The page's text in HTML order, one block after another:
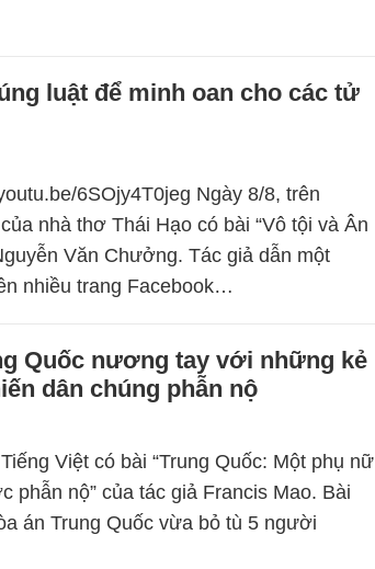
luật để minh oan cho các tử
6SOjy4T0jeg Ngày 8/8, trên
nhà thơ Thái Hạo có bài “Vô tội và Ân
Văn Chưởng. Tác giả dẫn một
nhiều trang Facebook…
Quốc nương tay với những kẻ
dân chúng phẫn nộ
Việt có bài “Trung Quốc: Một phụ nữ
phẫn nộ” của tác giả Francis Mao. Bài
án Trung Quốc vừa bỏ tù 5 người